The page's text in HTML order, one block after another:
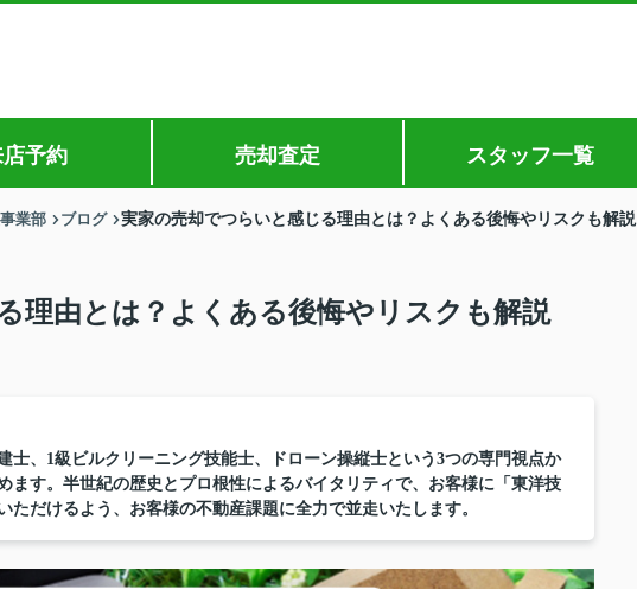
予約 売却査定 スタッフ一覧
業部 ブログ 実家の売却でつらいと感じる理由とは？よくある後悔やリスクも解説
理由とは？よくある後悔やリスクも解説
士、1級ビルクリーニング技能士、ドローン操縦士という3つの専門視点か
ます。半世紀の歴史とプロ根性によるバイタリティで、お客様に「東洋技
ただけるよう、お客様の不動産課題に全力で並走いたします。